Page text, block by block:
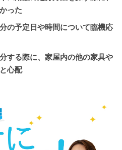
った
の予定日や時間について臨機応
する際に、家屋内の他の家具や
心配